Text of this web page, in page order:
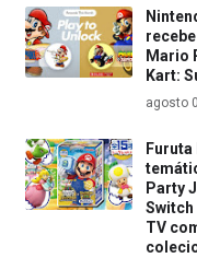
Mario
Kart:
agosto
Party
Switch
TV